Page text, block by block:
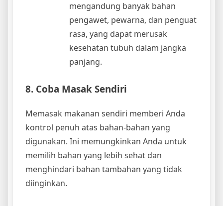
mengandung banyak bahan
pengawet, pewarna, dan penguat
rasa, yang dapat merusak
kesehatan tubuh dalam jangka
panjang.
8. Coba Masak Sendiri
Memasak makanan sendiri memberi Anda
kontrol penuh atas bahan-bahan yang
digunakan. Ini memungkinkan Anda untuk
memilih bahan yang lebih sehat dan
menghindari bahan tambahan yang tidak
diinginkan.